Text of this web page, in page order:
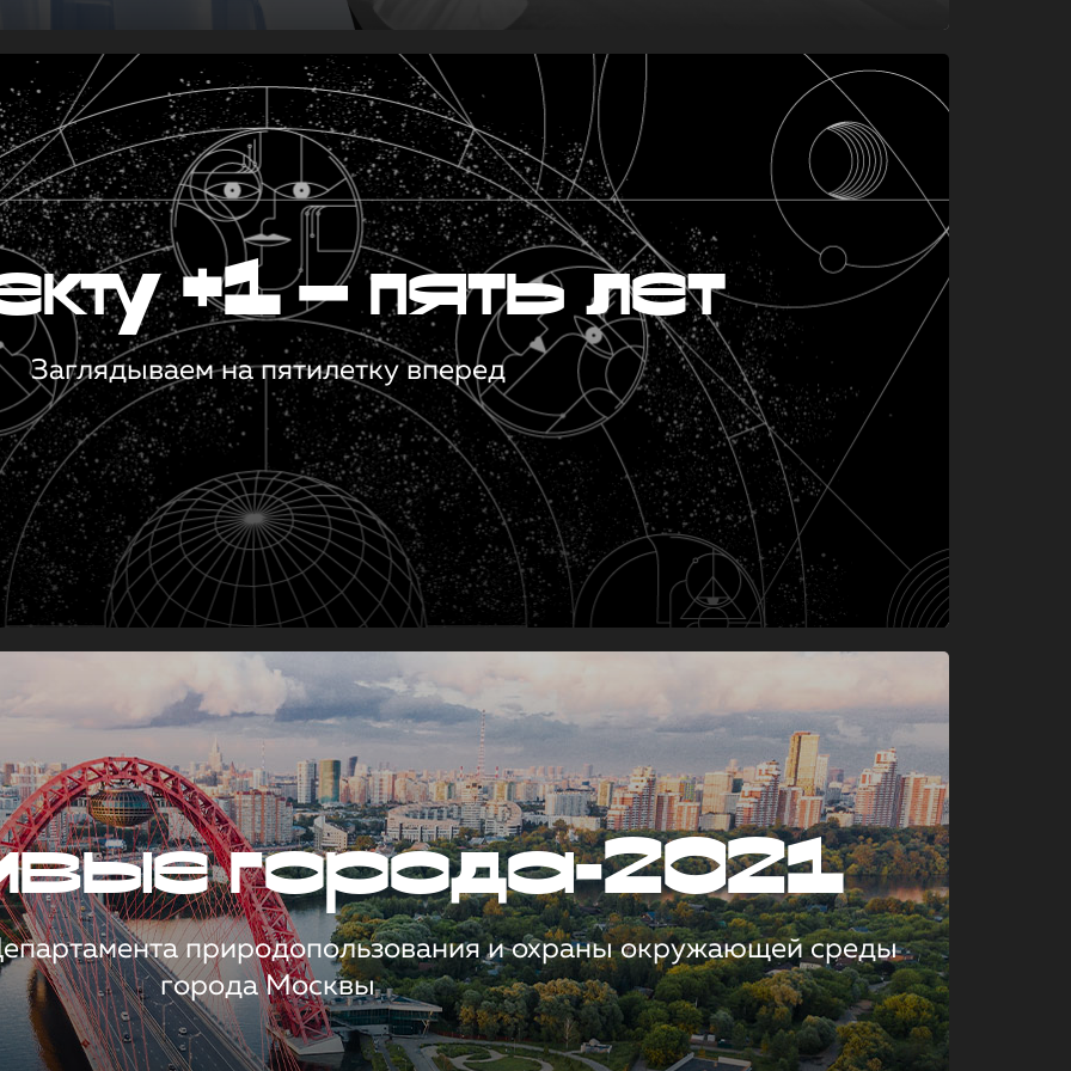
+1 — пять лет
Заглядываем на пятилетку вперед
города-2021
природопользования и охраны окружающей среды
города Москвы